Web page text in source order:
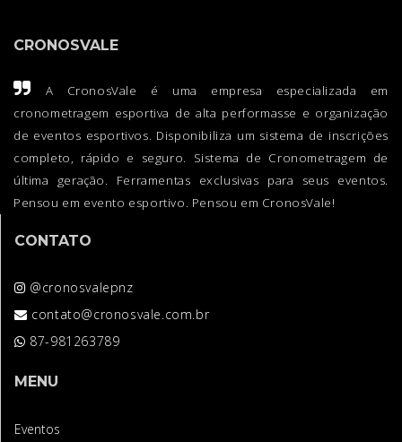
CRONOSVALE
A CronosVale é uma empresa especializada em
cronometragem esportiva de alta performasse e organização
de eventos esportivos. Disponibiliza um sistema de inscrições
completo, rápido e seguro. Sistema de Cronometragem de
última geração. Ferramentas exclusivas para seus eventos.
Pensou em evento esportivo. Pensou em CronosVale!
CONTATO
@cronosvalepnz
contato@cronosvale.com.br
87-981263789
MENU
Eventos